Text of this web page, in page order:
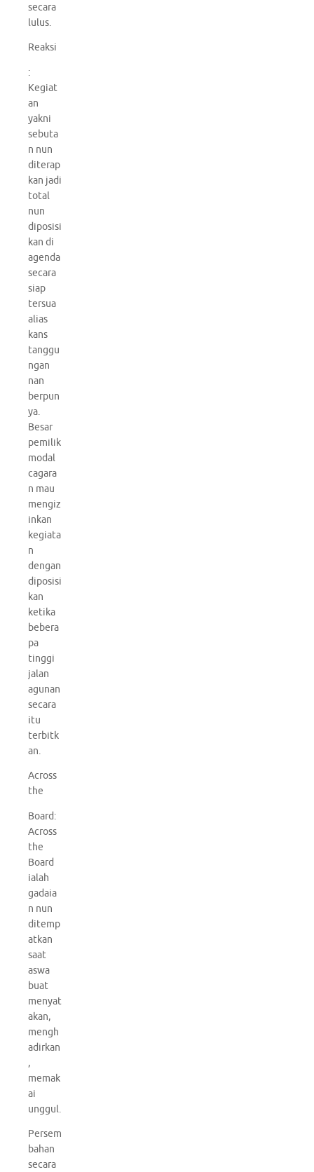
secara
lulus.
Reaksi
:
Kegiat
an
yakni
sebuta
n nun
diterap
kan jadi
total
nun
diposisi
kan di
agenda
secara
siap
tersua
alias
kans
tanggu
ngan
nan
berpun
ya.
Besar
pemilik
modal
cagara
n mau
mengiz
inkan
kegiata
n
dengan
diposisi
kan
ketika
bebera
pa
tinggi
jalan
agunan
secara
itu
terbitk
an.
Across
the
Board:
Across
the
Board
ialah
gadaia
n nun
ditemp
atkan
saat
aswa
buat
menyat
akan,
mengh
adirkan
,
memak
ai
unggul.
Persem
bahan
secara